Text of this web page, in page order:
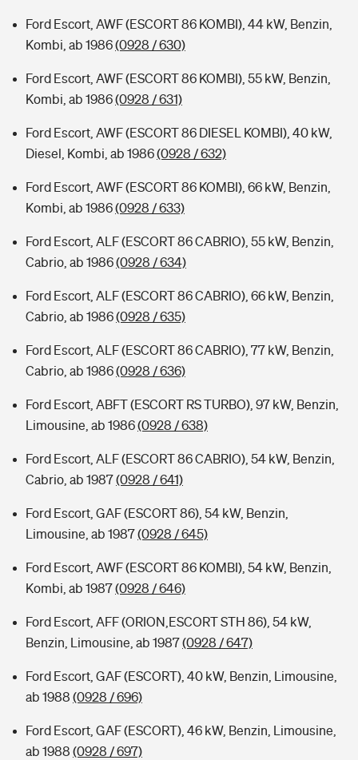
Ford Escort, AWF (ESCORT 86 KOMBI), 44 kW, Benzin,
Kombi, ab 1986(0928 / 630)
Ford Escort, AWF (ESCORT 86 KOMBI), 55 kW, Benzin,
Kombi, ab 1986(0928 / 631)
Ford Escort, AWF (ESCORT 86 DIESEL KOMBI), 40 kW,
Diesel, Kombi, ab 1986(0928 / 632)
Ford Escort, AWF (ESCORT 86 KOMBI), 66 kW, Benzin,
Kombi, ab 1986(0928 / 633)
Ford Escort, ALF (ESCORT 86 CABRIO), 55 kW, Benzin,
Cabrio, ab 1986(0928 / 634)
Ford Escort, ALF (ESCORT 86 CABRIO), 66 kW, Benzin,
Cabrio, ab 1986(0928 / 635)
Ford Escort, ALF (ESCORT 86 CABRIO), 77 kW, Benzin,
Cabrio, ab 1986(0928 / 636)
Ford Escort, ABFT (ESCORT RS TURBO), 97 kW, Benzin,
Limousine, ab 1986(0928 / 638)
Ford Escort, ALF (ESCORT 86 CABRIO), 54 kW, Benzin,
Cabrio, ab 1987(0928 / 641)
Ford Escort, GAF (ESCORT 86), 54 kW, Benzin,
Limousine, ab 1987(0928 / 645)
Ford Escort, AWF (ESCORT 86 KOMBI), 54 kW, Benzin,
Kombi, ab 1987(0928 / 646)
Ford Escort, AFF (ORION,ESCORT STH 86), 54 kW,
Benzin, Limousine, ab 1987(0928 / 647)
Ford Escort, GAF (ESCORT), 40 kW, Benzin, Limousine,
ab 1988 (0928 / 696)
Ford Escort, GAF (ESCORT), 46 kW, Benzin, Limousine,
ab 1988 (0928 / 697)